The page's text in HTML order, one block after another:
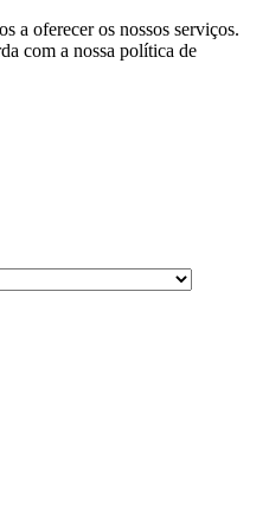
a oferecer os nossos serviços.
com a nossa política de